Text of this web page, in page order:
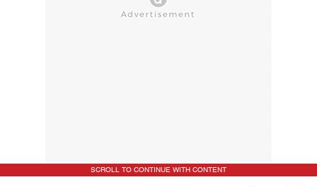
SCROLL TO CONTINUE WITH CONTENT